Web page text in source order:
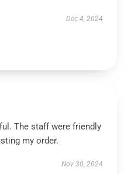
Dec 4, 2024
The staff were friendly
my order.
Nov 30, 2024